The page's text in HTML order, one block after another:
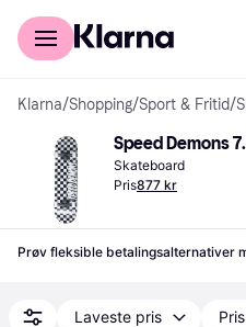
For kunder
Klarna/Shopping/Sport & Fritid/
Speed Demons
Skateboard
Pris877 kr
Prøv fleksible betalingsalternativer
Laveste pris